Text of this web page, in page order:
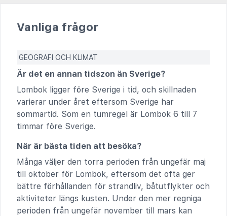
Vanliga frågor
GEOGRAFI OCH KLIMAT
Är det en annan tidszon än Sverige?
Lombok ligger före Sverige i tid, och skillnaden
varierar under året eftersom Sverige har
sommartid. Som en tumregel är Lombok 6 till 7
timmar före Sverige.
När är bästa tiden att besöka?
Många väljer den torra perioden från ungefär maj
till oktober för Lombok, eftersom det ofta ger
bättre förhållanden för strandliv, båtutflykter och
aktiviteter längs kusten. Under den mer regniga
perioden från ungefär november till mars kan